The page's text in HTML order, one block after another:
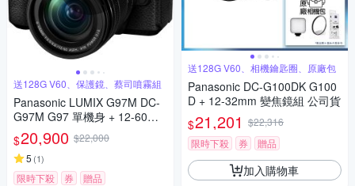
送128G V60、保護鏡、蔡司噴霧組
Panasonic LUMIX G97M DC-
G97M G97 單機身 + 12-60mm
變焦鏡組 公司貨
$20,900 $22,000
5 (1)
限時下殺 券 贈品
送128G V60、相機鑰匙圈、原廠包
Panasonic DC-G100DK G100
D + 12-32mm 變焦鏡組 公司貨
$21,201 $22,316
限時下殺
券 贈品
加入購物車